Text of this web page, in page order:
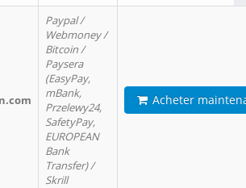
Paypal /
Webmoney /
Bitcoin /
Paysera
(EasyPay,
mBank,
Przelewy24,
SafetyPay,
EUROPEAN
Bank
Transfer) /
Skrill
Acheter